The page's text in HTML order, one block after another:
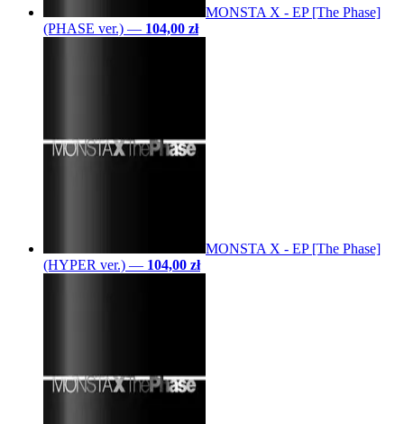
MONSTA X - EP [The Phase]
(PHASE ver.) — 104,00 zł
MONSTA X - EP [The Phase]
(HYPER ver.) — 104,00 zł